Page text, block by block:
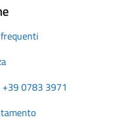
+39 0783 3971